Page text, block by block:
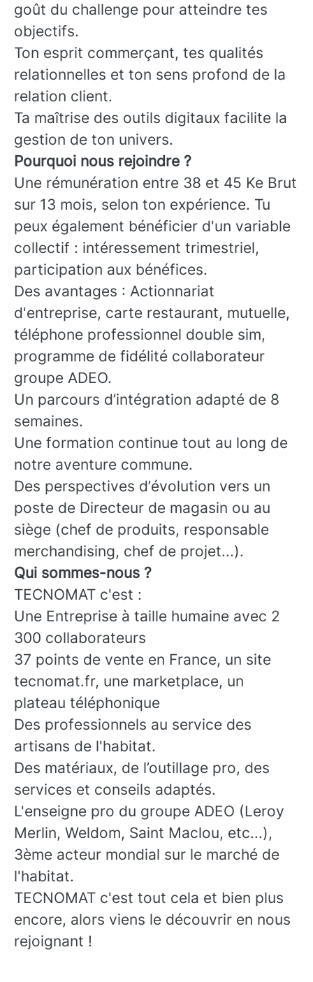
goût du challenge pour atteindre tes
objectifs.
Ton esprit commerçant, tes qualités
relationnelles et ton sens profond de la
relation client.
Ta maîtrise des outils digitaux facilite la
gestion de ton univers.
Pourquoi nous rejoindre ?
Une rémunération entre 38 et 45 Ke Brut
sur 13 mois, selon ton expérience. Tu
peux également bénéficier d'un variable
collectif : intéressement trimestriel,
participation aux bénéfices.
Des avantages : Actionnariat
d'entreprise, carte restaurant, mutuelle,
téléphone professionnel double sim,
programme de fidélité collaborateur
groupe ADEO.
Un parcours d’intégration adapté de 8
semaines.
Une formation continue tout au long de
notre aventure commune.
Des perspectives d’évolution vers un
poste de Directeur de magasin ou au
siège (chef de produits, responsable
merchandising, chef de projet...).
Qui sommes-nous ?
TECNOMAT c'est :
Une Entreprise à taille humaine avec 2
300 collaborateurs
37 points de vente en France, un site
tecnomat.fr, une marketplace, un
plateau téléphonique
Des professionnels au service des
artisans de l'habitat.
Des matériaux, de l’outillage pro, des
services et conseils adaptés.
L'enseigne pro du groupe ADEO (Leroy
Merlin, Weldom, Saint Maclou, etc...),
3ème acteur mondial sur le marché de
l'habitat.
TECNOMAT c'est tout cela et bien plus
encore, alors viens le découvrir en nous
rejoignant !